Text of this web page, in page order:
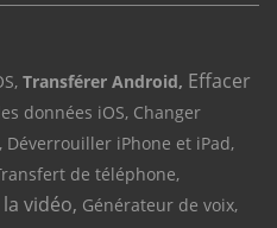
Transférer Android, Effacer
données iOS, Changer
Déverrouiller iPhone et iPad,
de téléphone,
la vidéo, Générateur de voix,